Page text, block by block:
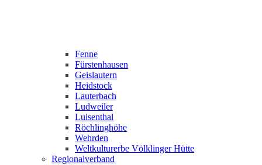
Fenne
Fürstenhausen
Geislautern
Heidstock
Lauterbach
Ludweiler
Luisenthal
Röchlinghöhe
Wehrden
Weltkulturerbe Völklinger Hütte
Regionalverband